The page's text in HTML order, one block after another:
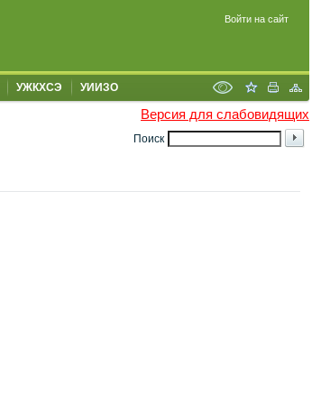
Войти на сайт
УЖКХСЭ УИИЗО
Версия для слабовидящих
Поиск